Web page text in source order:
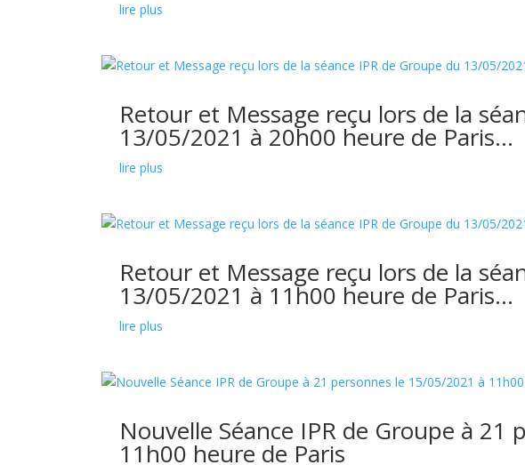
lire plus
Retour et Message reçu lors de la
13/05/2021 à 20h00 heure de Paris…
lire plus
Retour et Message reçu lors de la
13/05/2021 à 11h00 heure de Paris…
lire plus
Nouvelle Séance IPR de Groupe à
11h00 heure de Paris